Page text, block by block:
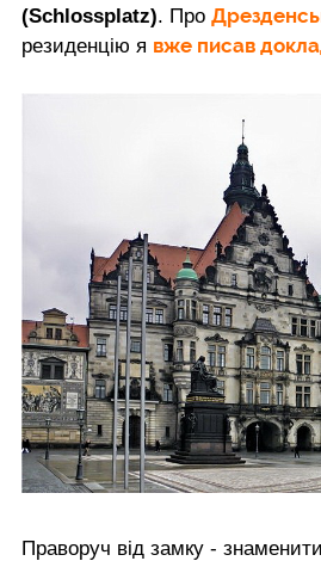
(Schlossplatz). Про
резиденцію я вже писав
Праворуч від замку -